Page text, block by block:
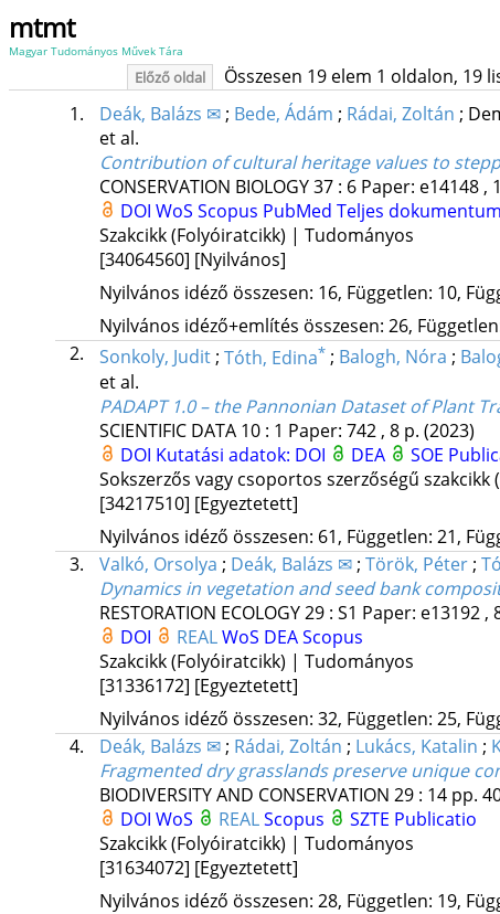
mtmt
Magyar Tudományos Művek Tára
Előző oldal Összesen 19 elem 1 oldalon, 19
1. Deák, Balázs ✉; Bede, Ádám ; Rádai, Zoltán ;
et al.
Contribution of cultural heritage values to
CONSERVATION BIOLOGY37: 6 Paper: e14148 ,
DOI WoS Scopus PubMed Teljes dokumentum
Szakcikk (Folyóiratcikk) | Tudományos
[34064560] [Nyilvános]
Nyilvános idéző összesen: 16, Független: 10,
Nyilvános idéző+említés összesen: 26,
2.
Sonkoly, Judit; Tóth, Edina* ; Balogh, Nóra ;
et al.
PADAPT 1.0 – the Pannonian Dataset of Plant
SCIENTIFIC DATA 10: 1 Paper: 742 , 8 p. (2023)
DOI Kutatási adatok: DOI DEA SOE
Sokszerzős vagy csoportos szerzőségű
[34217510] [Egyeztetett]
Nyilvános idéző összesen: 61, Független: 21,
3.
Valkó, Orsolya ; Deák, Balázs ✉ ; Török, Péter ;
Dynamics in vegetation and seed bank
RESTORATION ECOLOGY29: S1 Paper: e13192 ,
DOI
REALWoS DEAScopus
Szakcikk (Folyóiratcikk) | Tudományos
[31336172] [Egyeztetett]
Nyilvános idéző összesen: 32, Független: 25,
4.
Deák, Balázs ✉ ; Rádai, Zoltán ; Lukács, Katalin ;
Fragmented dry grasslands preserve unique
BIODIVERSITY AND CONSERVATION 29: 14 pp.
DOI WoS REALScopus
SZTE Publicatio
Szakcikk (Folyóiratcikk) | Tudományos
[31634072] [Egyeztetett]
Nyilvános idéző összesen: 28, Független: 19,